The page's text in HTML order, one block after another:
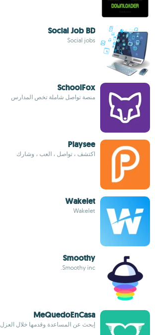
Social Job BD
Social jobs
SchoolFox
منصة تواصل شاملة تخص المدارس
Playsee
اكتشف ، تواصل ، العب ، وشارك
Wakelet
Wakelet
Smoothy
Smoothy inc.
MeQuedoEnCasa
إبحث عن المساعدة وقدمها خلال العزل COVID-19